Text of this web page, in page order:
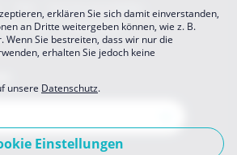
FAQ
Sich Uns Anschließen
Einstellungen
erklären Sie sich damit einverstanden,
an Dritte weitergeben können, wie z. B.
Sie bestreiten, dass wir nur die
erhalten Sie jedoch keine
unsere Datenschutz.
Einstellungen